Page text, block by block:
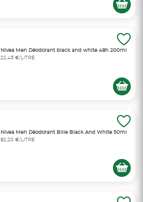
Nivea Men Déodorant black and white 48h 200ml
22,45 €/LITRE
Nivea Men Déodorant Bille Black And White 50ml
82,20 €/LITRE